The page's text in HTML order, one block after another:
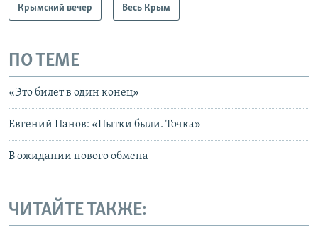
Крымский вечер Весь Крым
ПО ТЕМЕ
«Это билет в один конец»
Евгений Панов: «Пытки были. Точка»
В ожидании нового обмена
ЧИТАЙТЕ ТАКЖЕ: